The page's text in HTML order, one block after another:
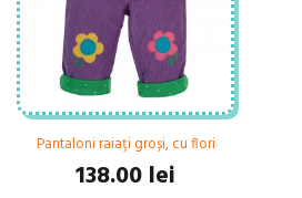
pagina
produsului.
Pantaloni raiați groși, cu flori
138.00 lei